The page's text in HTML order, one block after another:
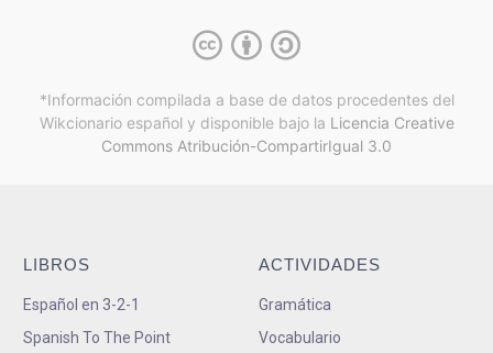
*Información compilada a base de datos procedentes del
Wikcionario español y disponible bajo la Licencia Creative
Commons Atribución-CompartirIgual 3.0
LIBROS
Español en 3-2-1
Spanish To The Point
ACTIVIDADES
Gramática
Vocabulario